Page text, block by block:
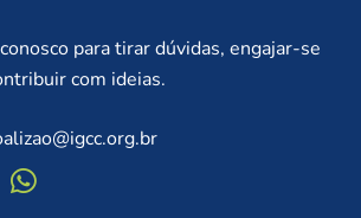
para tirar dúvidas, engajar-se
com ideias.